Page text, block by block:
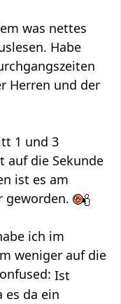
was nettes
Habe
Herren und der
1 und 3
auf die Sekunde
ist es am
geworden.
ich im
weniger auf die
Ist
es da ein